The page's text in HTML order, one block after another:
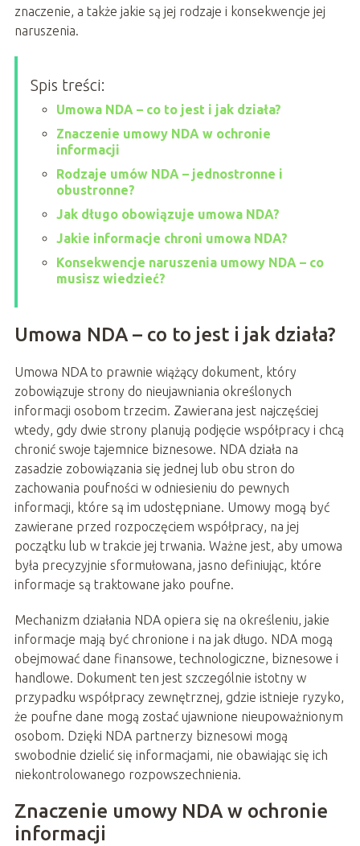
znaczenie, a także jakie są jej rodzaje i konsekwencje jej
naruszenia.
Spis treści:
Umowa NDA – co to jest i jak działa?
Znaczenie umowy NDA w ochronie
informacji
Rodzaje umów NDA – jednostronne i
obustronne?
Jak długo obowiązuje umowa NDA?
Jakie informacje chroni umowa NDA?
Konsekwencje naruszenia umowy NDA – co
musisz wiedzieć?
Umowa NDA – co to jest i jak działa?
Umowa NDA to prawnie wiążący dokument, który
zobowiązuje strony do nieujawniania określonych
informacji osobom trzecim. Zawierana jest najczęściej
wtedy, gdy dwie strony planują podjęcie współpracy i chcą
chronić swoje tajemnice biznesowe. NDA działa na
zasadzie zobowiązania się jednej lub obu stron do
zachowania poufności w odniesieniu do pewnych
informacji, które są im udostępniane. Umowy mogą być
zawierane przed rozpoczęciem współpracy, na jej
początku lub w trakcie jej trwania. Ważne jest, aby umowa
była precyzyjnie sformułowana, jasno definiując, które
informacje są traktowane jako poufne.
Mechanizm działania NDA opiera się na określeniu, jakie
informacje mają być chronione i na jak długo. NDA mogą
obejmować dane finansowe, technologiczne, biznesowe i
handlowe. Dokument ten jest szczególnie istotny w
przypadku współpracy zewnętrznej, gdzie istnieje ryzyko,
że poufne dane mogą zostać ujawnione nieupoważnionym
osobom. Dzięki NDA partnerzy biznesowi mogą
swobodnie dzielić się informacjami, nie obawiając się ich
niekontrolowanego rozpowszechnienia.
Znaczenie umowy NDA w ochronie
informacji